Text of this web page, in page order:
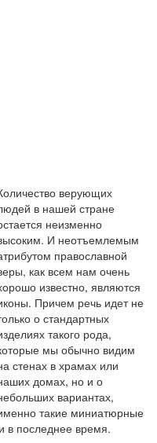
верующих
в нашей стране
неизменно
И неотъемлемым
православной
как всем нам очень
известно, являются
Причем речь идет не
о стандартных
такого рода,
мы обычно видим
стенах в храмах или
домах, но и о
вариантах,
такие миниатюрные
в последнее время.